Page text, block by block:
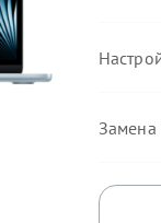
Замена